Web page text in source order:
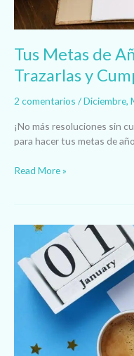
Tus Metas de
Trazarlas y
2 comentarios /Diciembre,
¡No más resoluciones sin
para hacer tus metas de
Read More »
Resoluciones
Fallidas
¿Por
qué
¿Qué